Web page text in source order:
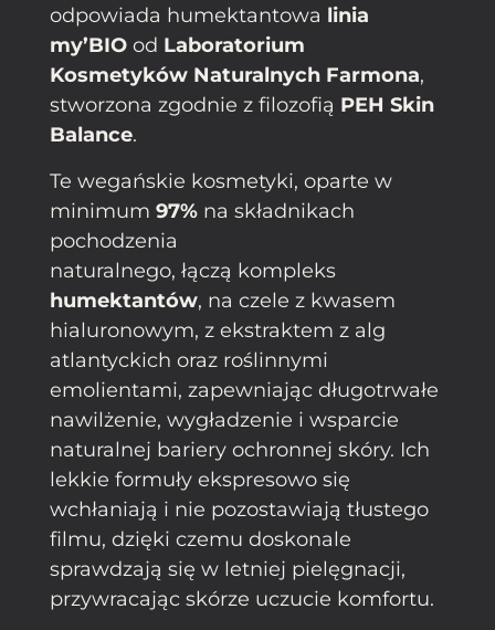
odpowiada humektantowa linia
my’BIO od Laboratorium
Kosmetyków Naturalnych Farmona,
stworzona zgodnie z filozofią PEH Skin
Balance.
Te wegańskie kosmetyki, oparte w
minimum 97% na składnikach
pochodzenia
naturalnego, łączą kompleks
humektantów, na czele z kwasem
hialuronowym, z ekstraktem z alg
atlantyckich oraz roślinnymi
emolientami, zapewniając długotrwałe
nawilżenie, wygładzenie i wsparcie
naturalnej bariery ochronnej skóry. Ich
lekkie formuły ekspresowo się
wchłaniają i nie pozostawiają tłustego
filmu, dzięki czemu doskonale
sprawdzają się w letniej pielęgnacji,
przywracając skórze uczucie komfortu.